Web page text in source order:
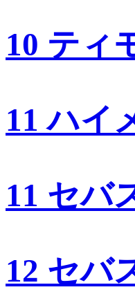
10 ティ
11 ハイ
11 セバ
12 セバ